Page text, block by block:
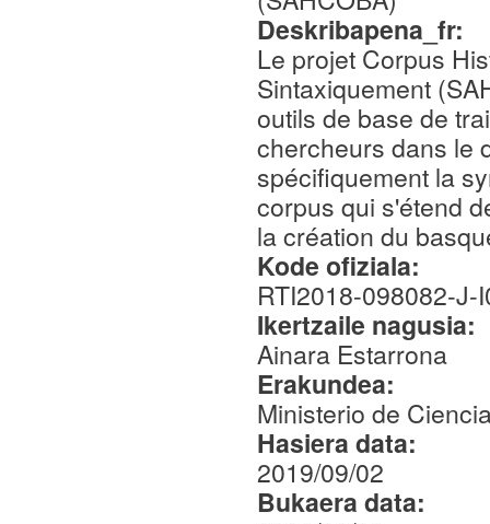
Deskribapena_fr:
Le projet Corpus
Sintaxiquement
outils de base de
chercheurs dans le
spécifiquement la
corpus qui s'étend
la création du
Kode ofiziala:
RTI2018-098082-J-
Ikertzaile nagusia:
Ainara Estarrona
Erakundea:
Ministerio de
Hasiera data:
2019/09/02
Bukaera data: